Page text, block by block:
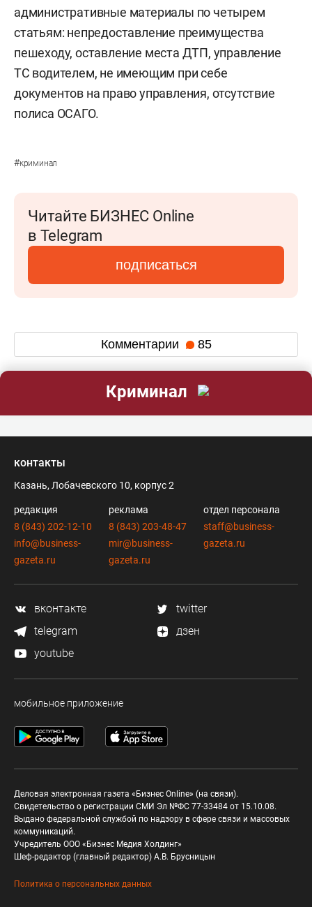
административные материалы по четырем
статьям: непредоставление преимущества
пешеходу, оставление места ДТП, управление
ТС водителем, не имеющим при себе
документов на право управления, отсутствие
полиса ОСАГО.
#криминал
Читайте БИЗНЕС Online
в Telegram
подписаться
Комментарии 85
Криминал
контакты
Казань, Лобачевского 10, корпус 2
редакция
8 (843) 202-12-10
info@business-
gazeta.ru
реклама
8 (843) 203-48-47
mir@business-
gazeta.ru
отдел персонала
staff@business-
gazeta.ru
вконтакте
twitter
telegram
дзен
youtube
мобильное приложение
Деловая электронная газета «Бизнес Online» (на связи).
Свидетельство о регистрации СМИ Эл №ФС 77-33484 от 15.10.08.
Выдано федеральной службой по надзору в сфере связи и массовых
коммуникаций.
Учредитель ООО «Бизнес Медия Холдинг»
Шеф-редактор (главный редактор) А.В. Брусницын
Политика о персональных данных